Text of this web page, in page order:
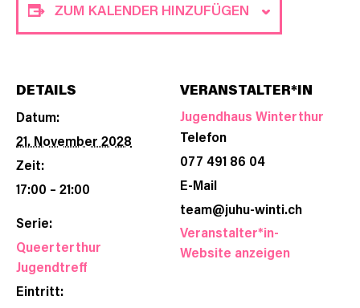
ZUM KALENDER HINZUFÜGEN
DETAILS
Datum:
21. November 2028
Zeit:
17:00 – 21:00
Serie:
Queerterthur
Jugendtreff
Eintritt:
VERANSTALTER*IN
Jugendhaus Winterthur
Telefon
077 491 86 04
E-Mail
team@juhu-winti.ch
Veranstalter*in-
Website anzeigen